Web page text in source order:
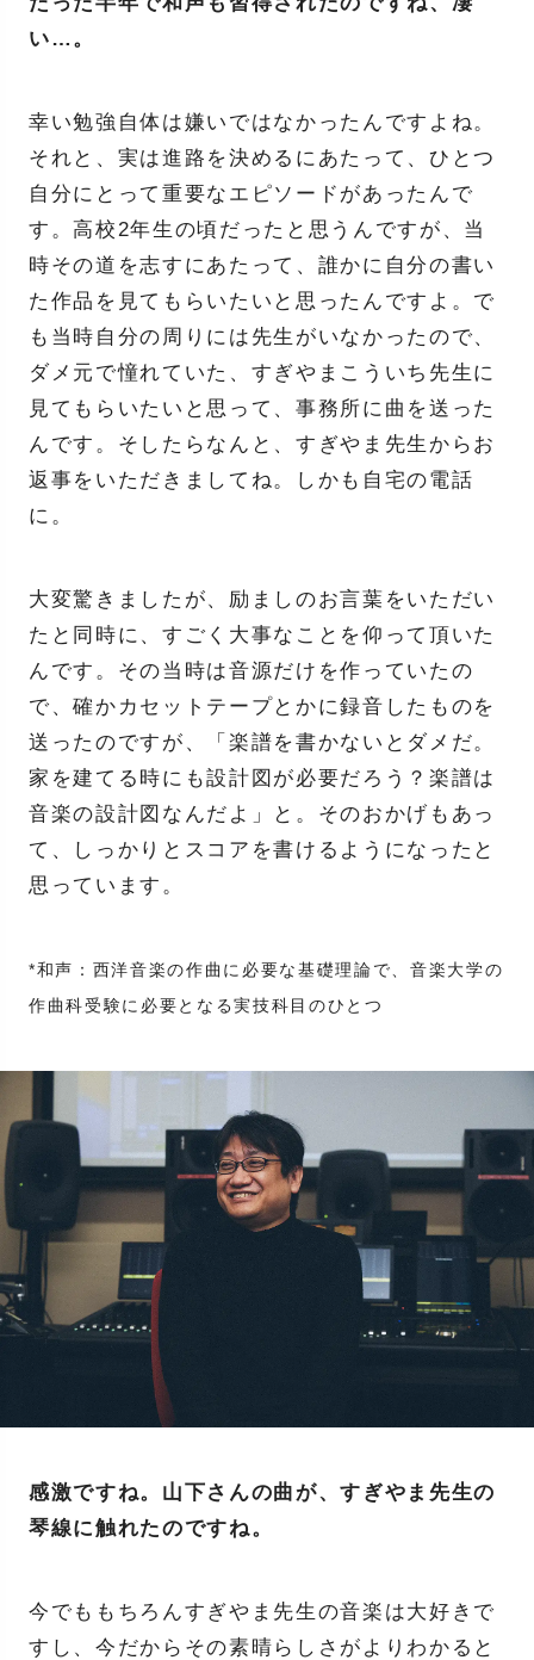
い…。
幸い勉強自体は嫌いではなかったんですよね。
それと、実は進路を決めるにあたって、ひとつ
自分にとって重要なエピソードがあったんで
す。高校2年生の頃だったと思うんですが、当
時その道を志すにあたって、誰かに自分の書い
た作品を見てもらいたいと思ったんですよ。で
も当時自分の周りには先生がいなかったので、
ダメ元で憧れていた、すぎやまこういち先生に
見てもらいたいと思って、事務所に曲を送った
んです。そしたらなんと、すぎやま先生からお
返事をいただきましてね。しかも自宅の電話
に。
大変驚きましたが、励ましのお言葉をいただい
たと同時に、すごく大事なことを仰って頂いた
んです。その当時は音源だけを作っていたの
で、確かカセットテープとかに録音したものを
送ったのですが、「楽譜を書かないとダメだ。
家を建てる時にも設計図が必要だろう？楽譜は
音楽の設計図なんだよ」と。そのおかげもあっ
て、しっかりとスコアを書けるようになったと
思っています。
*和声：西洋音楽の作曲に必要な基礎理論で、音楽大学の
作曲科受験に必要となる実技科目のひとつ
感激ですね。山下さんの曲が、すぎやま先生の
琴線に触れたのですね。
今でももちろんすぎやま先生の音楽は大好きで
すし、今だからその素晴らしさがよりわかると